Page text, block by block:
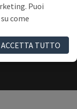
Puoi
come
ACCETTA TUTTO